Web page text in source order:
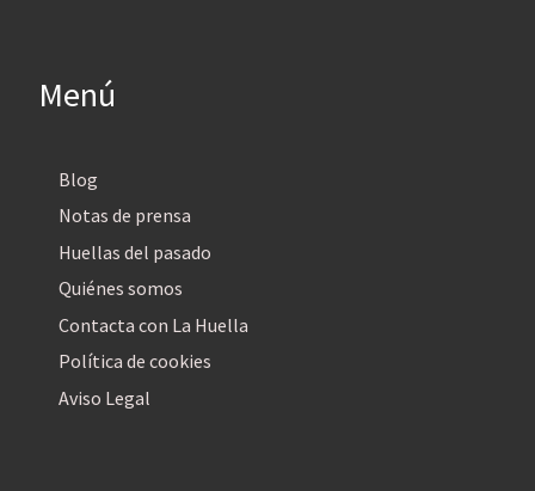
Menú
Blog
Notas de prensa
Huellas del pasado
Quiénes somos
Contacta con La Huella
Política de cookies
Aviso Legal